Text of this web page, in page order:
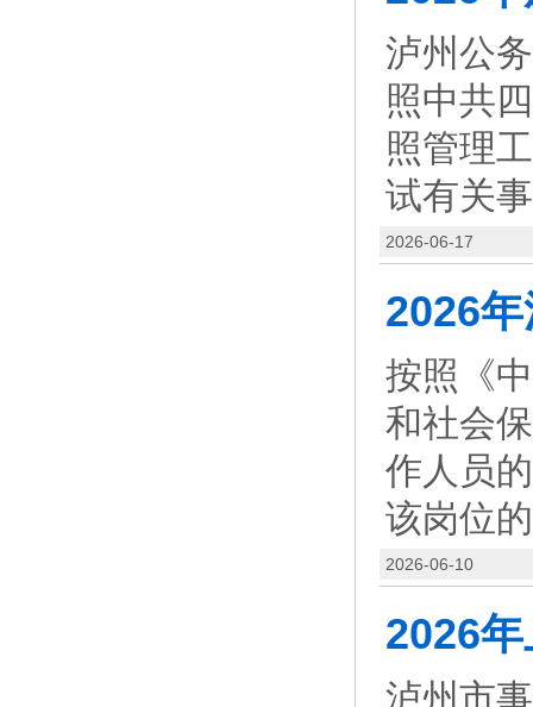
泸州公
照中共
照管理
试有关
2026-06-17
按照《
和社会
作人员
该岗位
2026-06-10
泸州市